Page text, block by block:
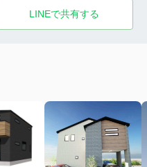
LINEで共有する